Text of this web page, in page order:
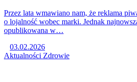
Przez lata wmawiano nam, że reklama
o lojalność wobec marki. Jednak
opublikowana w…
03.02.2026
Aktualności Zdrowie